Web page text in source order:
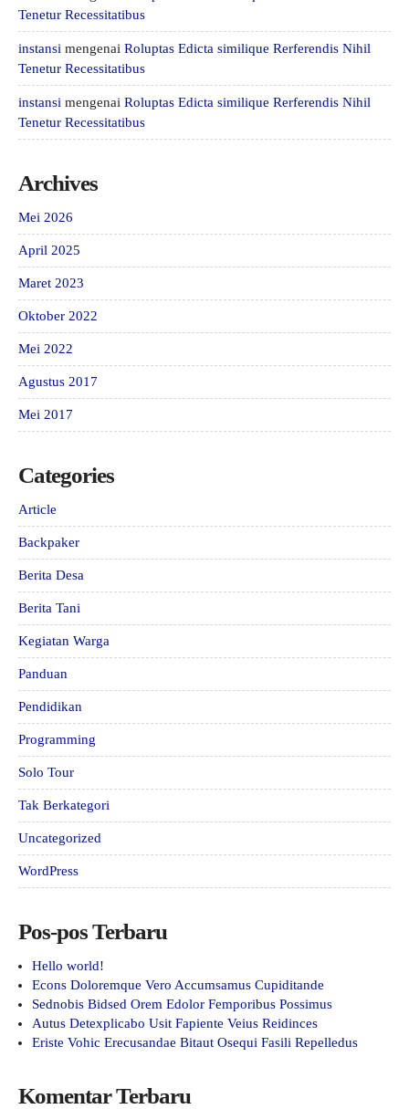
Tenetur Recessitatibus
instansi mengenai Roluptas Edicta similique Rerferendis Nihil
Tenetur Recessitatibus
instansi mengenai Roluptas Edicta similique Rerferendis Nihil
Tenetur Recessitatibus
Archives
Mei 2026
April 2025
Maret 2023
Oktober 2022
Mei 2022
Agustus 2017
Mei 2017
Categories
Article
Backpaker
Berita Desa
Berita Tani
Kegiatan Warga
Panduan
Pendidikan
Programming
Solo Tour
Tak Berkategori
Uncategorized
WordPress
Pos-pos Terbaru
Hello world!
Econs Doloremque Vero Accumsamus Cupiditande
Sednobis Bidsed Orem Edolor Femporibus Possimus
Autus Detexplicabo Usit Fapiente Veius Reidinces
Eriste Vohic Erecusandae Bitaut Osequi Fasili Repelledus
Komentar Terbaru